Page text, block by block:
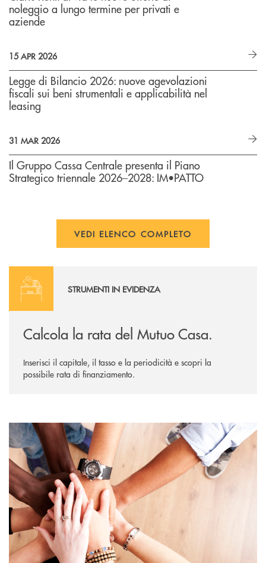
noleggio a lungo termine per privati e
aziende
15 APR 2026
Legge di Bilancio 2026: nuove agevolazioni
fiscali sui beni strumentali e applicabilità nel
leasing
31 MAR 2026
Il Gruppo Cassa Centrale presenta il Piano
Strategico triennale 2026–2028: IM•PATTO
VEDI ELENCO COMPLETO
STRUMENTI IN EVIDENZA
Calcola la rata del Mutuo Casa.
Inserisci il capitale, il tasso e la periodicità e scopri la
possibile rata di finanziamento.
Diventa socio